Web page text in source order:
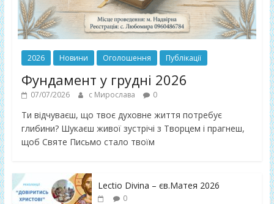
2026 Новини Оголошення Публікації
Фундамент у грудні 2026
07/07/2026 с Мирослава 0
Ти відчуваєш, що твоє духовне життя потребує
глибини? Шукаєш живої зустрічі з Творцем і прагнеш,
щоб Святе Письмо стало твоїм
Lectio Divina – єв.Матея 2026
0